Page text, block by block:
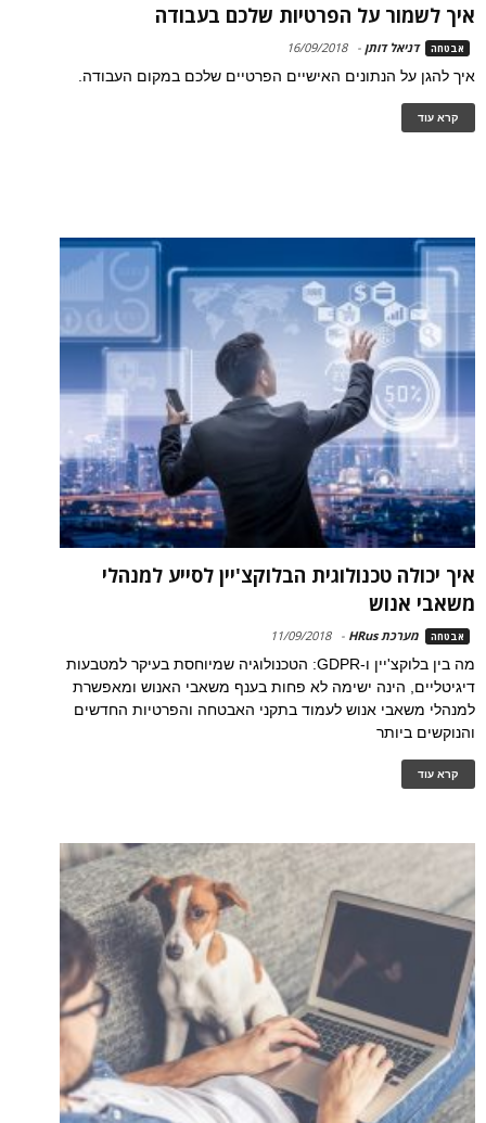
איך לשמור על הפרטיות שלכם בעבודה
אבטחה דניאל דותן -
16/09/2018
איך להגן על הנתונים האישיים הפרטיים שלכם במקום העבודה.
קרא עוד
איך יכולה טכנולוגית הבלוקצ'יין לסייע למנהלי
משאבי אנוש
אבטחה מערכת HRus -
11/09/2018
מה בין בלוקצ'יין ו-GDPR: הטכנולוגיה שמיוחסת בעיקר למטבעות
דיגיטליים, הינה ישימה לא פחות בענף משאבי האנוש ומאפשרת
למנהלי משאבי אנוש לעמוד בתקני האבטחה והפרטיות החדשים
והנוקשים ביותר
קרא עוד